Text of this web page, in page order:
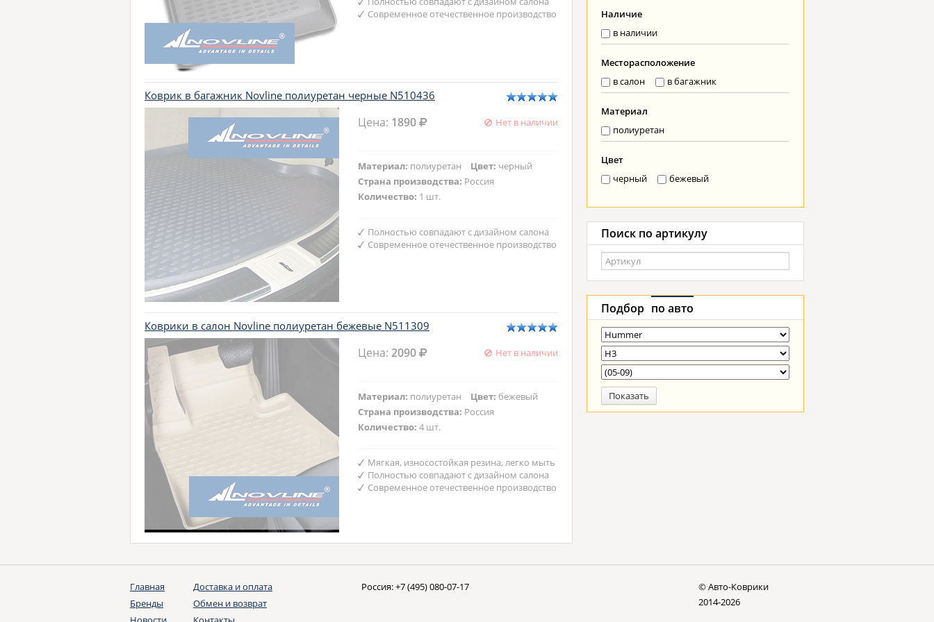
Современное отечественное производство
Коврик в багажник Novline полиуретан черные N510436
Цена: 1890 Нет в наличии
Материал: полиуретан Цвет: черный
Страна производства: Россия
Количество: 1 шт.
Полностью совпадают с дизайном салона
Современное отечественное производство
Коврики в салон Novline полиуретан бежевые N511309
Цена:2090 Нет в наличии
Материал: полиуретан Цвет: бежевый
Страна производства: Россия
Количество:4 шт.
Мягкая, износостойкая резина, легко мыть
Полностью совпадают с дизайном салона
Современное отечественное производство
Наличие
в наличии
Месторасположение
в салон
в багажник
Материал
полиуретан
Цвет
черный
бежевый
Поиск по артикулу
Подбор по авто
Показать
Главная
Бренды
Доставка и оплата
Обмен и возврат
Россия:+7 (495) 080-07-17
© Авто-Коврики
2014-2026